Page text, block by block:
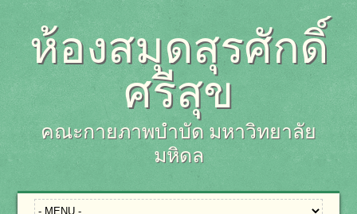
ห้องสมุดสุรศักดิ์
ศรีสุข
คณะกายภาพบำบัด มหาวิทยาลัย
มหิดล